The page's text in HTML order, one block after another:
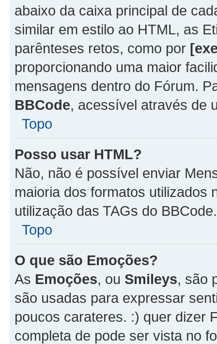
abaixo da caixa principal de
similar em estilo ao HTML, as
parênteses retos, como por
proporcionando uma maior
mensagens dentro do Fórum.
BBCode, acessível através de
Topo
Posso usar HTML?
Não, não é possível enviar
maioria dos formatos utilizados
utilização das TAGs do BBCode.
Topo
O que são Emoções?
As Emoções, ou Smileys, são
são usadas para expressar
poucos carateres. :) quer dizer
completa de pode ser vista no